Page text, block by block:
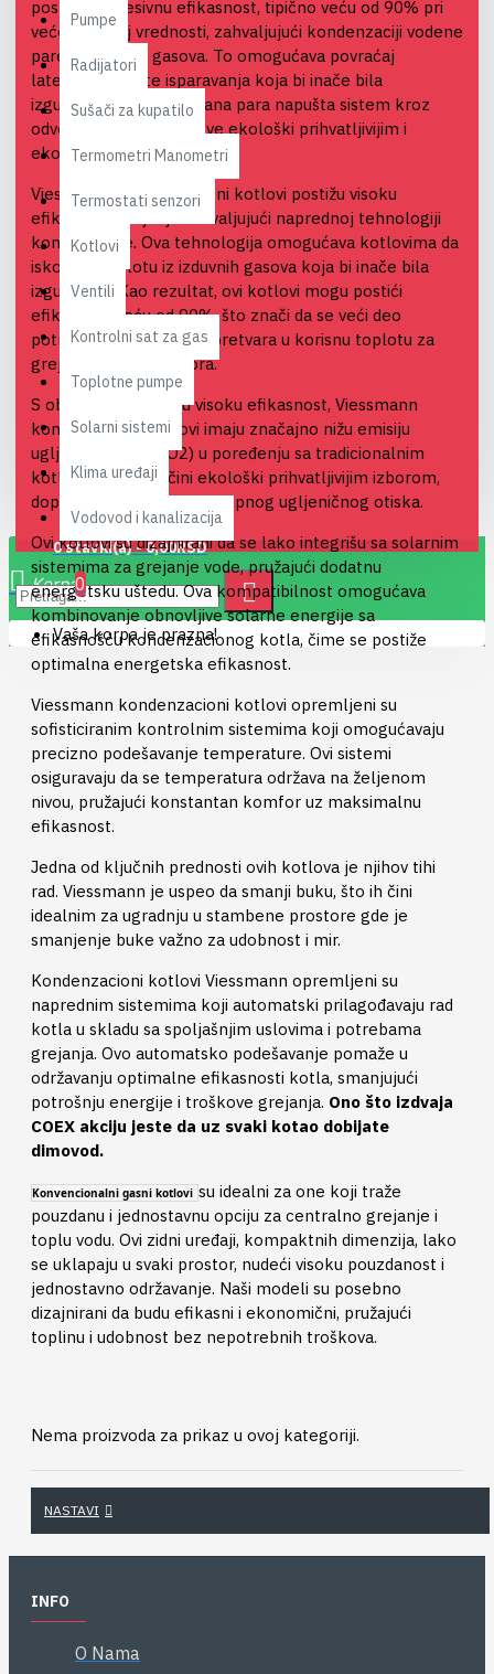
0 stavki(a) - 0,00RSD
0
Vaša korpa je prazna!
Pumpe
Radijatori
Sušači za kupatilo
Termometri Manometri
Termostati senzori
Kotlovi
Ventili
Kontrolni sat za gas
Toplotne pumpe
Solarni sistemi
Klima uređaji
Vodovod i kanalizacija
postižu impresivnu efikasnost, tipično veću od 90% pri
većoj grejnoj vrednosti, zahvaljujući kondenzaciji vodene
pare iz izduvnih gasova. To omogućava povraćaj
latentne toplote isparavanja koja bi inače bila
izgubljena. Kondenzovana para napušta sistem kroz
odvod, čineći ove kotlove ekološki prihvatljivijim i
ekonomičnijim.
Viessmann kondenzacioni kotlovi postižu visoku
efikasnost grejanja zahvaljujući naprednoj tehnologiji
kondenzacije. Ova tehnologija omogućava kotlovima da
iskoriste toplotu iz izduvnih gasova koja bi inače bila
izgubljena. Kao rezultat, ovi kotlovi mogu postići
efikasnost veću od 90%, što znači da se veći deo
potrošenog energenta pretvara u korisnu toplotu za
grejanje vašeg prostora.
S obzirom na njihovu visoku efikasnost, Viessmann
kondenzacioni kotlovi imaju značajno nižu emisiju
ugljen-dioksida (CO2) u poređenju sa tradicionalnim
kotlovima. Ovo ih čini ekološki prihvatljivijim izborom,
doprinoseći smanjenju ukupnog ugljeničnog otiska.
Ovi kotlovi su dizajnirani da se lako integrišu sa solarnim
sistemima za grejanje vode, pružajući dodatnu
energetsku uštedu. Ova kompatibilnost omogućava
kombinovanje obnovljive solarne energije sa
efikasnošću kondenzacionog kotla, čime se postiže
optimalna energetska efikasnost.
Viessmann kondenzacioni kotlovi opremljeni su
sofisticiranim kontrolnim sistemima koji omogućavaju
precizno podešavanje temperature. Ovi sistemi
osiguravaju da se temperatura održava na željenom
nivou, pružajući konstantan komfor uz maksimalnu
efikasnost.
Jedna od ključnih prednosti ovih kotlova je njihov tihi
rad. Viessmann je uspeo da smanji buku, što ih čini
idealnim za ugradnju u stambene prostore gde je
smanjenje buke važno za udobnost i mir.
Kondenzacioni kotlovi Viessmann opremljeni su
naprednim sistemima koji automatski prilagođavaju rad
kotla u skladu sa spoljašnjim uslovima i potrebama
grejanja. Ovo automatsko podešavanje pomaže u
održavanju optimalne efikasnosti kotla, smanjujući
potrošnju energije i troškove grejanja. Ono što izdvaja
COEX akciju jeste da uz svaki kotao dobijate
dimovod.
Konvencionalni gasni kotlovi su idealni za one koji traže
pouzdanu i jednostavnu opciju za centralno grejanje i
toplu vodu. Ovi zidni uređaji, kompaktnih dimenzija, lako
se uklapaju u svaki prostor, nudeći visoku pouzdanost i
jednostavno održavanje. Naši modeli su posebno
dizajnirani da budu efikasni i ekonomični, pružajući
toplinu i udobnost bez nepotrebnih troškova.
Nema proizvoda za prikaz u ovoj kategoriji.
NASTAVI
INFO
O Nama